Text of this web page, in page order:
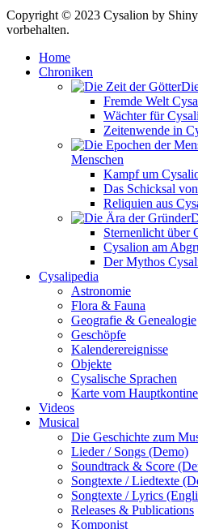
Copyright © 2023 Cysalion by
vorbehalten.
Home
Chroniken
Fremde Welt
Wächter für
Zeitenwende in
Menschen
Kampf um
Das Schicksal
Reliquien aus
Sternenlicht über
Cysalion am
Der Mythos
Cysalipedia
Astronomie
Flora & Fauna
Geografie & Genealogie
Geschöpfe
Kalenderereignisse
Objekte
Cysalische Sprachen
Karte vom
Videos
Musical
Die Geschichte zum
Lieder / Songs (Demo)
Soundtrack & Score
Songtexte / Liedtexte
Songtexte / Lyrics
Releases & Publications
Komponist